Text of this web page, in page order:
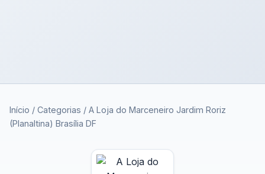
Início / Categorias / A Loja do Marceneiro Jardim Roriz
(Planaltina) Brasília DF